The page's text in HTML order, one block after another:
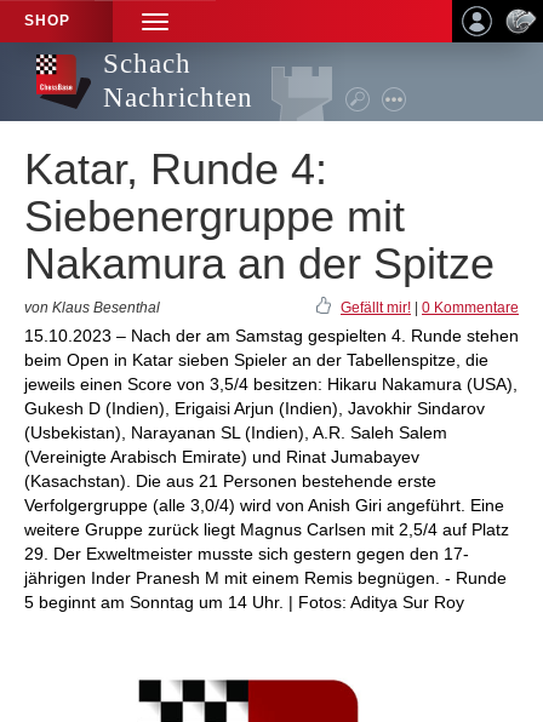
SHOP
TOGGLE
NAVIGATION
Schach
Nachrichten
Katar, Runde 4:
Siebenergruppe mit
Nakamura an der Spitze
von Klaus Besenthal Gefällt mir! 0 Kommentare
15.10.2023 – Nach der am Samstag gespielten 4. Runde stehen
beim Open in Katar sieben Spieler an der Tabellenspitze, die
jeweils einen Score von 3,5/4 besitzen: Hikaru Nakamura (USA),
Gukesh D (Indien), Erigaisi Arjun (Indien), Javokhir Sindarov
(Usbekistan), Narayanan SL (Indien), A.R. Saleh Salem
(Vereinigte Arabisch Emirate) und Rinat Jumabayev
(Kasachstan). Die aus 21 Personen bestehende erste
Verfolgergruppe (alle 3,0/4) wird von Anish Giri angeführt. Eine
weitere Gruppe zurück liegt Magnus Carlsen mit 2,5/4 auf Platz
29. Der Exweltmeister musste sich gestern gegen den 17-
jährigen Inder Pranesh M mit einem Remis begnügen. - Runde
5 beginnt am Sonntag um 14 Uhr. | Fotos: Aditya Sur Roy